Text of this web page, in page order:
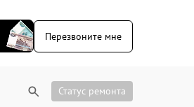
Перезвоните мне
Статус ремонта